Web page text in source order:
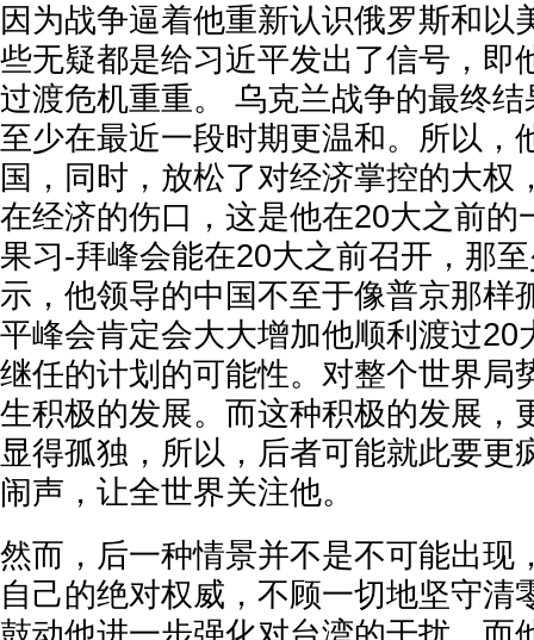
因为战争逼着他重新认识俄罗斯和以
些无疑都是给习近平发出了信号，即
过渡危机重重。 乌克兰战争的最终
至少在最近一段时期更温和。所以，
国，同时，放松了对经济掌控的大权
在经济的伤口，这是他在20大之前的
果习-拜峰会能在20大之前召开，那
示，他领导的中国不至于像普京那样
平峰会肯定会大大增加他顺利渡过20
继任的计划的可能性。对整个世界局
生积极的发展。而这种积极的发展，
显得孤独，所以，后者可能就此要更
闹声，让全世界关注他。
然而，后一种情景并不是不可能出现
自己的绝对权威，不顾一切地坚守清